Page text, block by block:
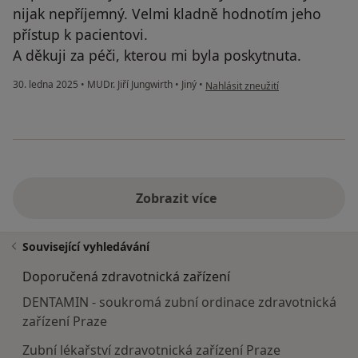
nijak nepříjemný. Velmi kladně hodnotím jeho
přístup k pacientovi.
A děkuji za péči, kterou mi byla poskytnuta.
30. ledna 2025 • MUDr. Jiří Jungwirth • Jiný • podle názoru uživatele Hana
Nahlásit zneužití
Zobrazit více
Související vyhledávání
Doporučená zdravotnická zařízení
DENTAMIN - soukromá zubní ordinace zdravotnická
zařízení Praze
Zubní lékařství zdravotnická zařízení Praze